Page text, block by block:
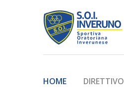
HOME DIRETTIVO